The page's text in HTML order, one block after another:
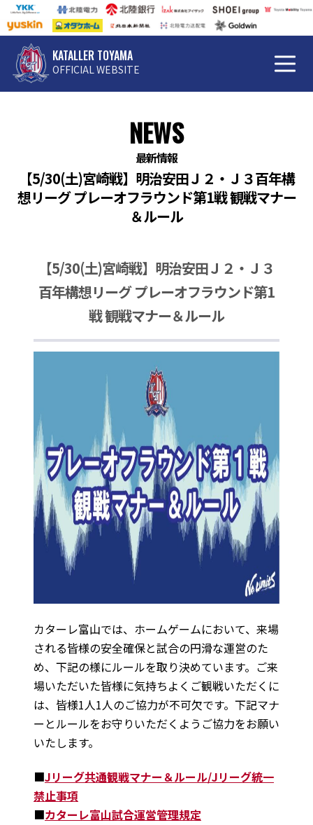
KATALLER TOYAMA
OFFICIAL WEBSITE
NEWS
最新情報
【5/30(土)宮崎戦】明治安田Ｊ２・Ｊ３百年構
想リーグ プレーオフラウンド第1戦 観戦マナー
＆ルール
【5/30(土)宮崎戦】明治安田Ｊ２・Ｊ３
百年構想リーグ プレーオフラウンド第1
戦 観戦マナー＆ルール
カターレ富山では、ホームゲームにおいて、来場
される皆様の安全確保と試合の円滑な運営のた
め、下記の様にルールを取り決めています。ご来
場いただいた皆様に気持ちよくご観戦いただくに
は、皆様1人1人のご協力が不可欠です。下記マナ
ーとルールをお守りいただくようご協力をお願い
いたします。
■Jリーグ共通観戦マナー＆ルール/Jリーグ統一
禁止事項
■カターレ富山試合運営管理規定